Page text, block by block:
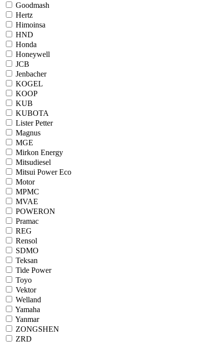
Goodmash
Hertz
Himoinsa
HND
Honda
Honeywell
JCB
Jenbacher
KOGEL
KOOP
KUB
KUBOTA
Lister Petter
Magnus
MGE
Mirkon Energy
Mitsudiesel
Mitsui Power Eco
Motor
MPMC
MVAE
POWERON
Pramac
REG
Rensol
SDMO
Teksan
Tide Power
Toyo
Vektor
Welland
Yamaha
Yanmar
ZONGSHEN
ZRD